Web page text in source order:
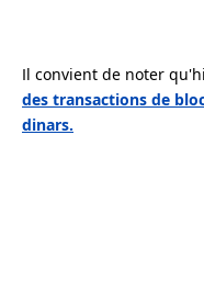
Il convient de noter
des transactions de
dinars.